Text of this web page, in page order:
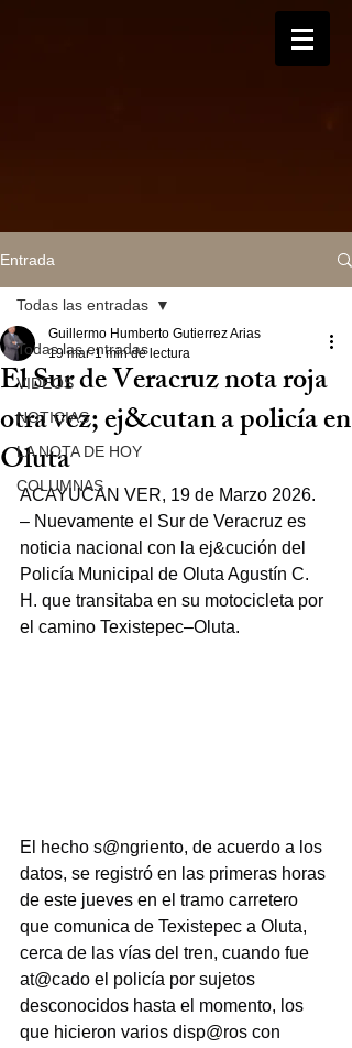
Entrada
Todas las entradas
VIDEOS
NOTICIAS
LA NOTA DE HOY
COLUMNAS
Todas las entradas
El Sur de Veracruz nota roja
otra vez; ej&cutan a policía en
Oluta
Guillermo Humberto Gutierrez Arias
19 mar 1 min de lectura
ACAYUCAN VER, 19 de Marzo 2026.
– Nuevamente el Sur de Veracruz es
noticia nacional con la ej&cución del
Policía Municipal de Oluta Agustín C.
H. que transitaba en su motocicleta por
el camino Texistepec–Oluta.
El hecho s@ngriento, de acuerdo a los
datos, se registró en las primeras horas
de este jueves en el tramo carretero
que comunica de Texistepec a Oluta,
cerca de las vías del tren, cuando fue
at@cado el policía por sujetos
desconocidos hasta el momento, los
que hicieron varios disp@ros con